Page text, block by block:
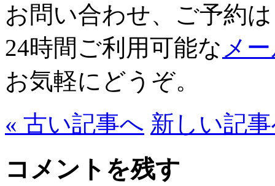
お問い合わせ、ご予約は
24時間ご利用可能な メ
お気軽にどうぞ。
« 古い記事へ 新しい記
コメントを残す